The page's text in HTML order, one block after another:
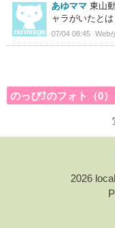
あゆママ 東山
ャラがいたとは
07/04 08:45 Web
のっぴ⤴のフォト（0）
2026